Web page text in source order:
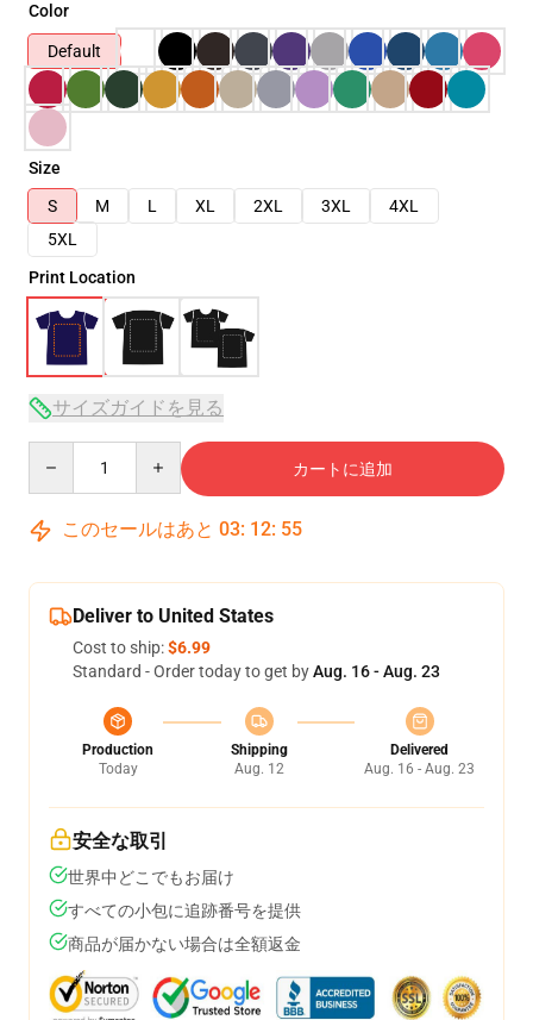
Color
Default
Size
S
M L XL 2XL 3XL
4XL
5XL
Print Location
サイズガイドを見る
カートに追加
このセールはあと 03: 12: 54
Deliver to United States
Cost to ship:$6.99
Standard - Order today to get byAug. 16 - Aug. 23
Production
Today
Shipping
Aug. 12
Delivered
Aug. 16 - Aug. 23
安全な取引
世界中どこでもお届け
すべての小包に追跡番号を提供
商品が届かない場合は全額返金